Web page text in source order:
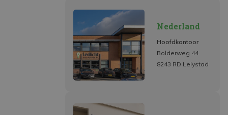
Nederland
Hoofdkantoor
Bolderweg 44
8243 RD Lelystad